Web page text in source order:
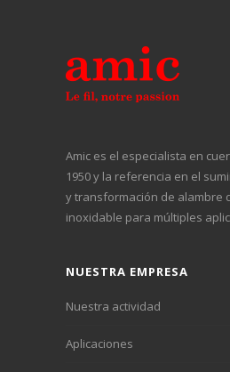
Amic es el especialista en
1950 y la referencia en el
y transformación de alambre
inoxidable para múltiples
NUESTRA EMPRESA
Nuestra actividad
Aplicaciones